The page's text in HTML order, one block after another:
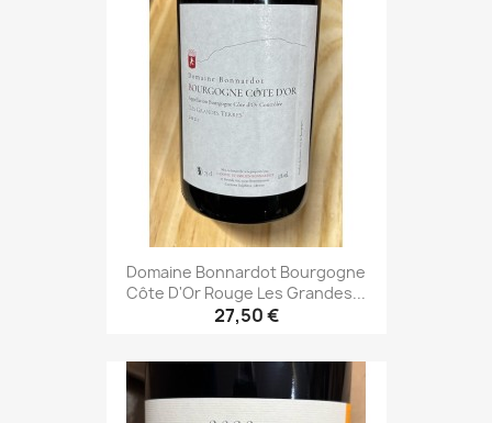
Domaine Bonnardot Bourgogne
Côte D'Or Rouge Les Grandes...
27,50 €